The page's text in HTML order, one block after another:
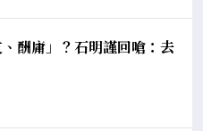
酬庸」？石明謹回嗆：去